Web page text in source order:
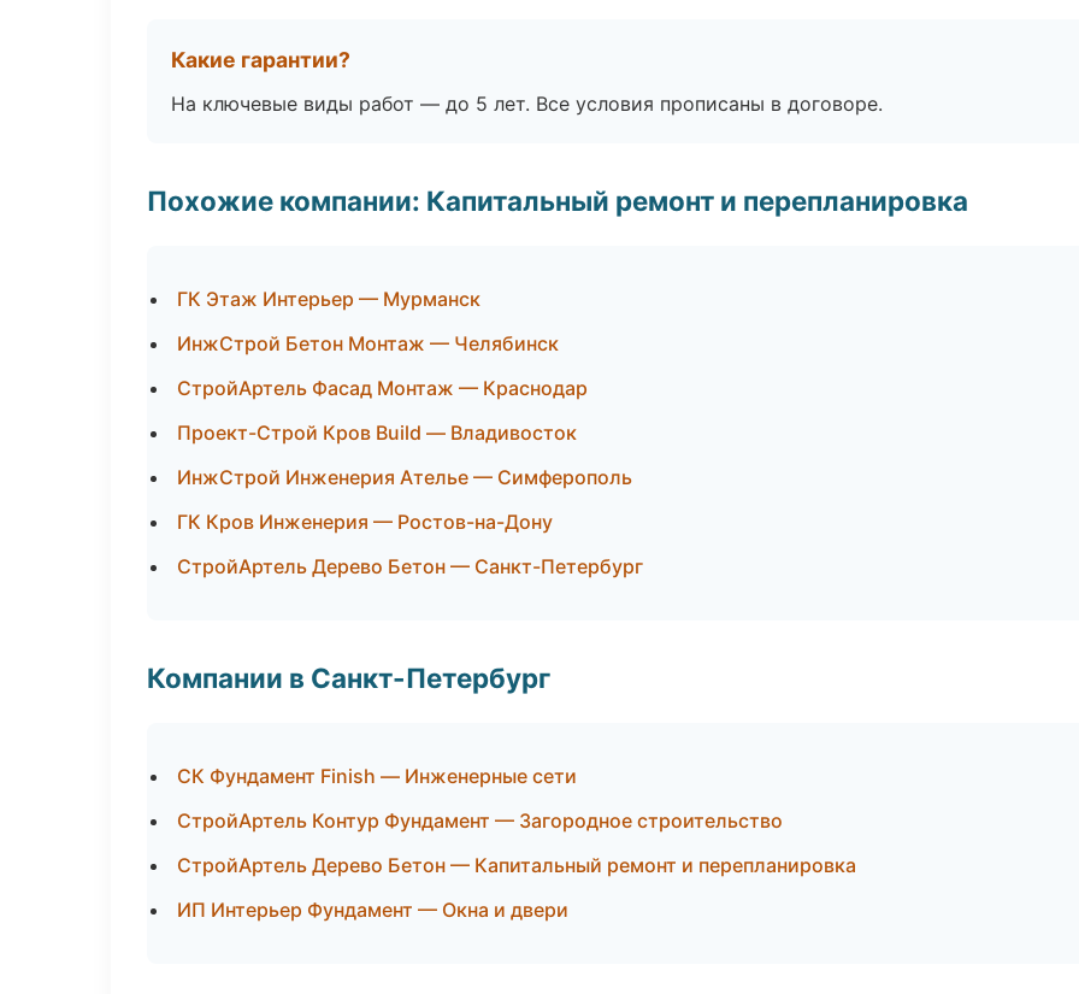
Какие гарантии?
На ключевые виды работ — до 5 лет. Все условия прописаны в договоре.
Похожие компании: Капитальный ремонт и перепланировка
ГК Этаж Интерьер — Мурманск
ИнжСтрой Бетон Монтаж — Челябинск
СтройАртель Фасад Монтаж — Краснодар
Проект-Строй Кров Build — Владивосток
ИнжСтрой Инженерия Ателье — Симферополь
ГК Кров Инженерия — Ростов-на-Дону
СтройАртель Дерево Бетон — Санкт-Петербург
Компании в Санкт-Петербург
СК Фундамент Finish — Инженерные сети
СтройАртель Контур Фундамент — Загородное строительство
СтройАртель Дерево Бетон — Капитальный ремонт и перепланировка
ИП Интерьер Фундамент — Окна и двери